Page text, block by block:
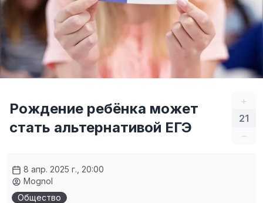
+
21
–
Рождение ребёнка может
стать альтернативой ЕГЭ
8 апр. 2025 г., 20:00
Mognol
Общество